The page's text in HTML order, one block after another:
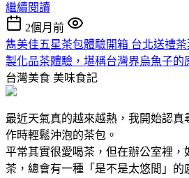
繼續閱讀
2個月前
雋美佳五星茶包體驗開箱 台北送禮
製化品茶體驗，堪稱台灣界烏魚子的
台灣美食 美味食記
最近天氣真的越來越熱，我開始認真
作時輕鬆沖泡的茶包。
平常其實很愛喝茶，但在辦公室裡，
茶，總會有一種「是不是太悠閒」的